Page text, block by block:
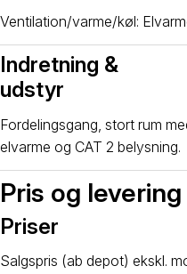
Ventilation/varme/køl:
Indretning &
udstyr
Fordelingsgang, stort rum
elvarme og CAT 2 belysning.
Pris og levering
Priser
Salgspris (ab depot) ekskl.